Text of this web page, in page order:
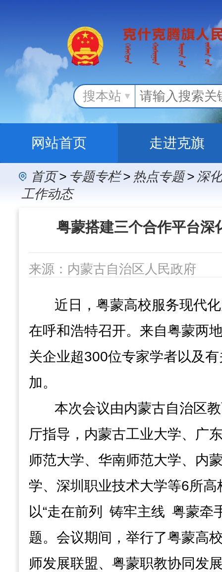
搜本站
网站首页 走进克旗
办事服务 政民
首页 > 专题专栏 > 热点专题 > 深
工作动态
粤蒙搭建三个合作平台深
来源：内蒙古自治区人民政府
字号： 大 中 小
近日，粤蒙高校服务现代
在呼和浩特召开。来自粤蒙两
关企业超300位专家学者以及
加。
本次会议由内蒙古自治区
厅指导，内蒙古工业大学、广
师范大学、华南师范大学、内
学、深圳职业技术大学等6所
以“走在前列 铸牢主线 粤蒙牵
题。会议期间，举行了粤蒙高
师发展联盟、粤蒙职教协同发